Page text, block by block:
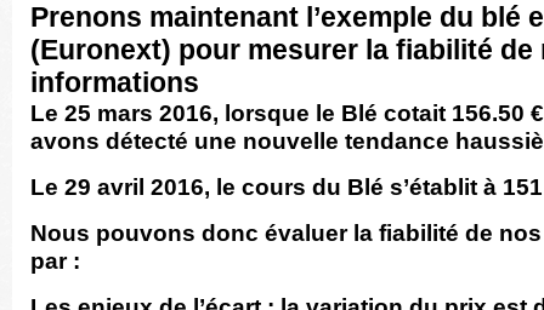
Prenons maintenant l’exemple du blé
(Euronext) pour mesurer la fiabilité de
informations
Le 25 mars 2016, lorsque le Blé cotait 156.50
avons détecté une nouvelle tendance
Le 29 avril 2016, le cours du Blé s’établit à
Nous pouvons donc évaluer la fiabilité de
par :